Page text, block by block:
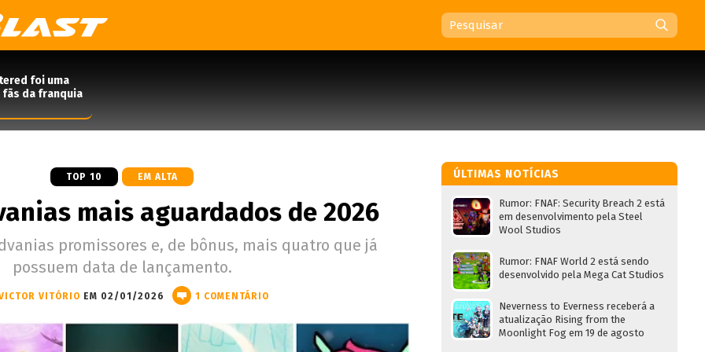
foi uma
fãs da franquia
TOP 10 EM ALTA
mais aguardados de 2026
promissores e, de bônus, mais quatro que já
possuem data de lançamento.
VITÓRIO EM 02/01/2026 1 COMENTÁRIO
ÚLTIMAS NOTÍCIAS
Rumor: FNAF: Security Breach 2 está
em desenvolvimento pela Steel
Wool Studios
Rumor: FNAF World 2 está sendo
desenvolvido pela Mega Cat Studios
Neverness to Everness receberá a
atualização Rising from the
Moonlight Fog em 19 de agosto